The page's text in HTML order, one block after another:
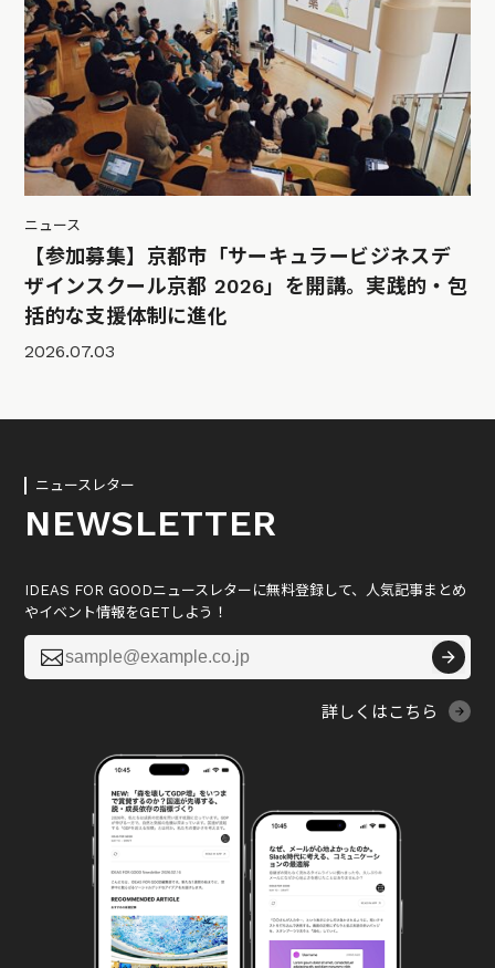
ニュース
【参加募集】京都市「サーキュラービジネスデ
ザインスクール京都 2026」を開講。実践的・包
括的な支援体制に進化
2026.07.03
ニュースレター
NEWSLETTER
IDEAS FOR GOODニュースレターに無料登録して、人気記事まとめ
やイベント情報をGETしよう！

詳しくはこちら